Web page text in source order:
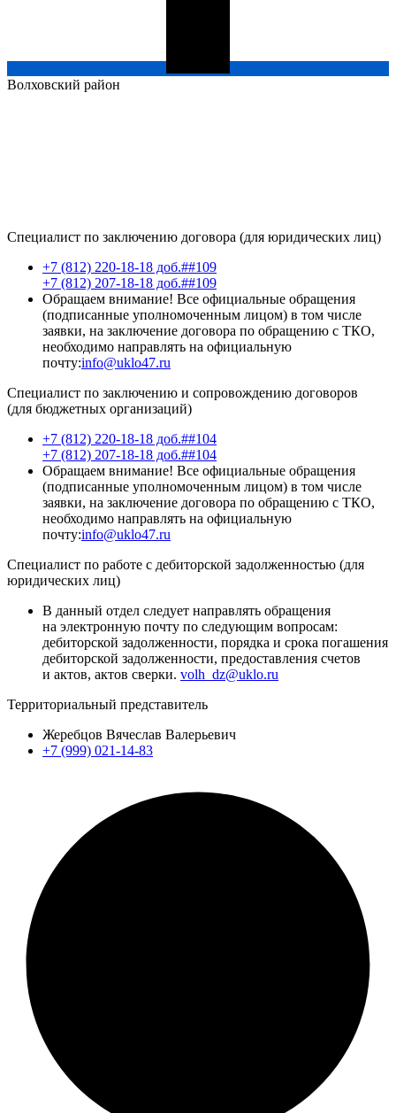
Волховский район
Специалист по заключению договора (для юридических лиц)
+7 (812) 220-18-18 доб.##109
+7 (812) 207-18-18 доб.##109
Обращаем внимание! Все официальные обращения
(подписанные уполномоченным лицом) в том числе
заявки, на заключение договора по обращению с ТКО,
необходимо направлять на официальную
почту:info@uklo47.ru
Специалист по заключению и сопровождению договоров
(для бюджетных организаций)
+7 (812) 220-18-18 доб.##104
+7 (812) 207-18-18 доб.##104
Обращаем внимание! Все официальные обращения
(подписанные уполномоченным лицом) в том числе
заявки, на заключение договора по обращению с ТКО,
необходимо направлять на официальную
почту:info@uklo47.ru
Специалист по работе с дебиторской задолженностью (для
юридических лиц)
В данный отдел следует направлять обращения
на электронную почту по следующим вопросам:
дебиторской задолженности, порядка и срока погашения
дебиторской задолженности, предоставления счетов
и актов, актов сверки. volh_dz@uklo.ru
Территориальный представитель
Жеребцов Вячеслав Валерьевич
+7 (999) 021-14-83